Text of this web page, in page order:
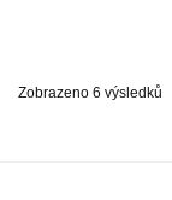
Zobrazeno 6 výsledků